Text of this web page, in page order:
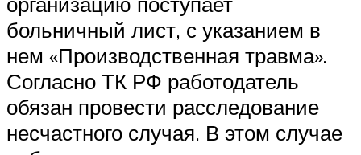
больничный лист, с указанием в
нем «Производственная травма».
Согласно ТК РФ работодатель
обязан провести расследование
несчастного случая. В этом случае